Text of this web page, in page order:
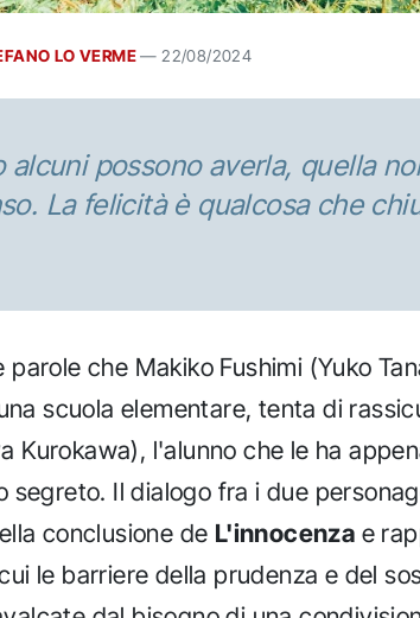
LO VERME—22/08/2024
alcuni possono averla, quella
La felicità è qualcosa che
parole che Makiko Fushimi (Yuko
scuola elementare, tenta di
Kurokawa), l'alunno che le ha
segreto. Il dialogo fra i due
conclusione de L'innocenza e
le barriere della prudenza e del